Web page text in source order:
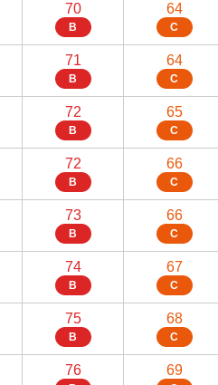
70
B
64
C
71
B
64
C
72
B
65
C
72
B
66
C
73
B
66
C
74
B
67
C
75
B
68
C
76 69